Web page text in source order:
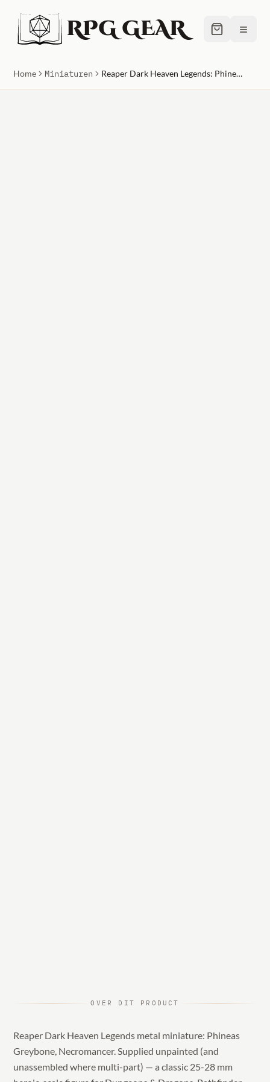
RPG GEAR ≡
Home Miniaturen Reaper Dark Heaven Legends: Phineas Greybone, Necromancer
OVER DIT PRODUCT
Reaper Dark Heaven Legends metal miniature: Phineas
Greybone, Necromancer. Supplied unpainted (and
unassembled where multi-part) — a classic 25-28 mm